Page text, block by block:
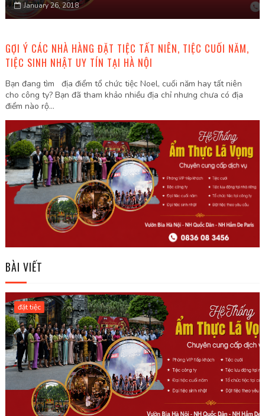
January 26, 2018
GỢI Ý CÁC NHÀ HÀNG ĐẶT TIỆC TẤT NIÊN, TIỆC CUỐI NĂM,
TIỆC SINH NHẬT UY TÍN TẠI HÀ NỘI
Bạn đang tìm địa điểm tổ chức tiệc Noel, cuối năm hay tất niên
cho công ty? Bạn đã tham khảo nhiều địa chỉ nhưng chưa có địa
điểm nào rộ...
BÀI VIẾT
đặt tiệc